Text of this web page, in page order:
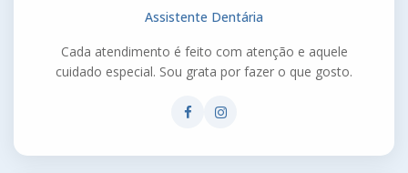
Assistente Dentária
Cada atendimento é feito com atenção e aquele
cuidado especial. Sou grata por fazer o que gosto.